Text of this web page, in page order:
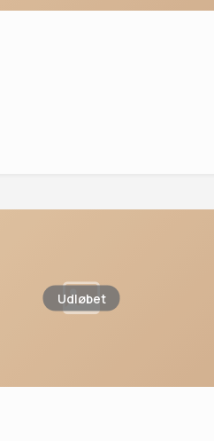
Udløbet